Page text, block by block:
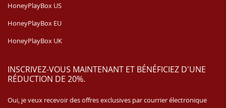
HoneyPlayBox US
HoneyPlayBox EU
HoneyPlayBox UK
INSCRIVEZ-VOUS MAINTENANT ET BÉNÉFICIEZ D'UNE
RÉDUCTION DE 20%.
Oui, je veux recevoir des offres exclusives par courrier électronique